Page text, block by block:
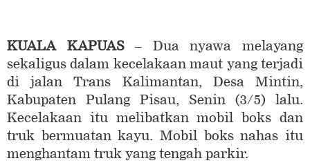
KUALA KAPUAS– Dua nyawa melayang
sekaligus dalam kecelakaan maut yang terjadi
di jalan Trans Kalimantan, Desa Mintin,
Kabupaten Pulang Pisau, Senin (3/5) lalu.
Kecelakaan itu melibatkan mobil boks dan
truk bermuatan kayu. Mobil boks nahas itu
menghantam truk yang tengah parkir.